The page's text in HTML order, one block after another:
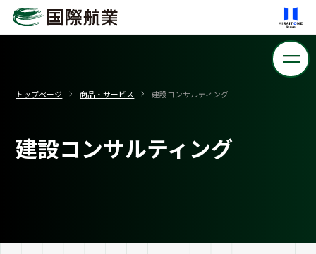
トップページ 商品・サービス 建設コンサルティング
建設コンサルティング